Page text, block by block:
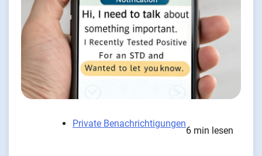
Private Benachrichtigungen
6 min lesen